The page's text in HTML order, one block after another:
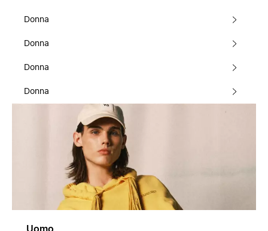
Donna
Donna
Donna
Donna